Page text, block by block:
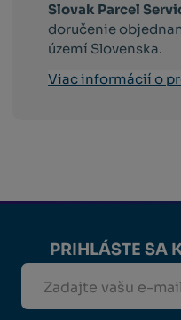
Slovak Parcel
doručenie
území Slovenska.
Viac informácií o
PRIHLÁSTE SA